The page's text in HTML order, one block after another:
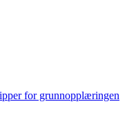
for grunnopplæringen